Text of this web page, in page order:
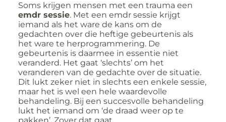
Soms krijgen mensen met een trauma een
emdr sessie. Met een emdr sessie krijgt
iemand als het ware de kans om de
gedachten over die heftige gebeurtenis als
het ware te herprogrammering. De
gebeurtenis is daarmee in essentie niet
veranderd. Het gaat ‘slechts’ om het
veranderen van de gedachte over de situatie.
Dit lukt zeker niet in slechts een enkele sessie,
maar het is wel een hele waardevolle
behandeling. Bij een succesvolle behandeling
lukt het iemand om ‘de draad weer op te